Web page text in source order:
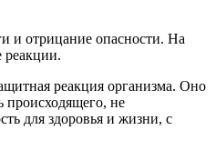
и отрицание опасности. На
реакция организма. Оно
происходящего, не
для здоровья и жизни, с